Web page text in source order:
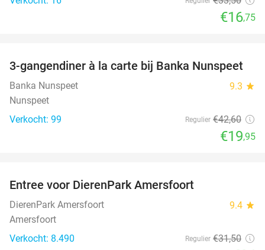
€16,75
53%
NEW
TODAY
3-gangendiner à la carte bij Banka Nunspeet
Banka Nunspeet 9.3 star
Nunspeet
Verkocht: 99
Regulier €42,60
€19,95
Entree voor DierenPark Amersfoort
DierenPark Amersfoort 9.4 star
Amersfoort
Verkocht: 8.490
Regulier €31,50